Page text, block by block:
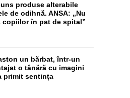
produse alterabile
de odihnă. ANSA: „Nu
în pat de spital”
un bărbat, într-un
o tânără cu imagini
primit sentința